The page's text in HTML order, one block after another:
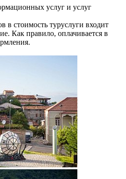
услуг и услуг
в стоимость туруслуги входит
Как правило, оплачивается в